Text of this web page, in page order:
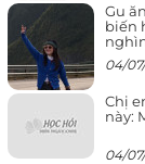
Gu
biến
04/
Chị
này:
04/